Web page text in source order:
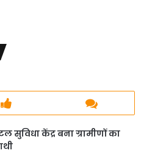
सुविधा केंद्र बना ग्रामीणों का